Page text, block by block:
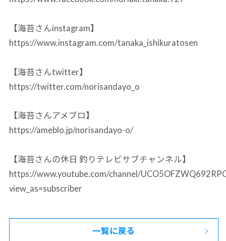
【海苔さんinstagram】
https://www.instagram.com/tanaka_ishikuratosen
【海苔さんtwitter】
https://twitter.com/norisandayo_o
【海苔さんアメブロ】
https://ameblo.jp/norisandayo-o/
【海苔さんの休日 釣りテレビサブチャンネル】
https://www.youtube.com/channel/
view_as=subscriber
一覧に戻る